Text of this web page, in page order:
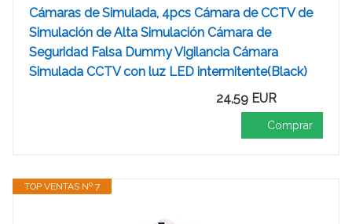
Cámaras de Simulada, 4pcs Cámara de CCTV de
Simulación de Alta Simulación Cámara de
Seguridad Falsa Dummy Vigilancia Cámara
Simulada CCTV con luz LED intermitente(Black)
24,59 EUR
Comprar
TOP VENTAS Nº 7